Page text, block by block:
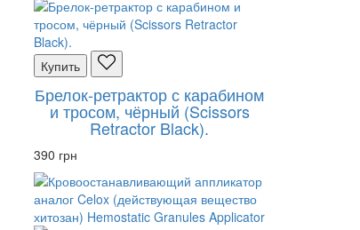
Купить
Брелок-ретрактор с карабином
и тросом, чёрный (Scissors
Retractor Black).
390 грн